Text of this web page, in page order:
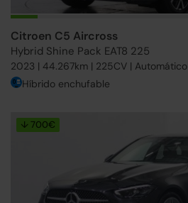
Citroen C5 Aircross
Hybrid Shine Pack EAT8 225
2023 | 44.267km | 225CV | Automático
Híbrido enchufable
↓ 700€